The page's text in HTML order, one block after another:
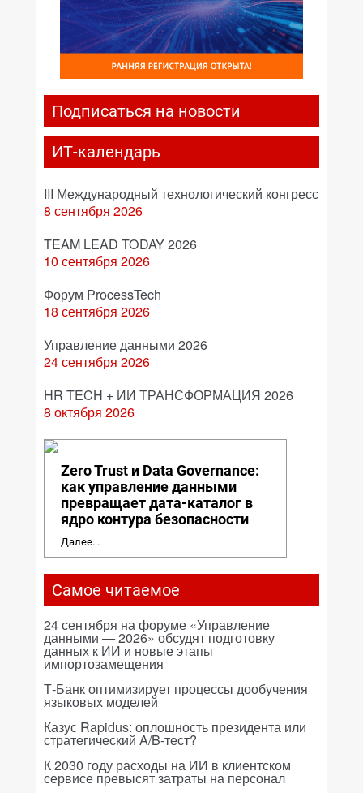
Подписаться на новости
ИТ-календарь
III Международный технологический конгресс
8 сентября 2026
TEAM LEAD TODAY 2026
10 сентября 2026
Форум ProcessTech
18 сентября 2026
Управление данными 2026
24 сентября 2026
HR TECH + ИИ ТРАНСФОРМАЦИЯ 2026
8 октября 2026
Zero Trust и Data Governance:
как управление данными
превращает дата-каталог в
ядро контура безопасности
Далее...
Самое читаемое
24 сентября на форуме «Управление
данными — 2026» обсудят подготовку
данных к ИИ и новые этапы
импортозамещения
Т-Банк оптимизирует процессы дообучения
языковых моделей
Казус Rapidus: оплошность президента или
стратегический A/B-тест?
К 2030 году расходы на ИИ в клиентском
сервисе превысят затраты на персонал